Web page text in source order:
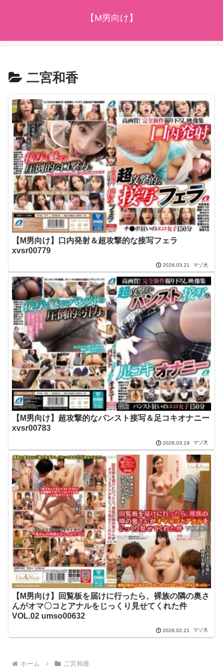
【M男向け】
二宮和香
【M男向け】口内発射＆超攻撃的な接写フェラ
xvsr00779
2026.03.21 マゾ犬
【M男向け】超攻撃的なパンスト接写＆足コキオナニー
xvsr00783
2026.03.19 マゾ犬
【M男向け】回覧板を届けに行ったら、裸族の隣の奥さ
んがオマ〇コとアナルをじっくり見せてくれた件
VOL.02 umso00632
2026.02.21 マゾ犬
ホーム 二宮和香